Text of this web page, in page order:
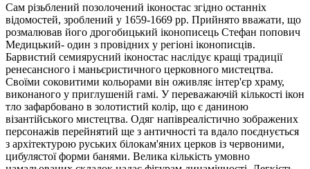
Сам різьблений позолочений іконостас згідно останніх
відомостей, зроблений у 1659-1669 рр. Прийнято вважати, що
розмалював його дрогобицький іконописець Стефан попович
Медицький- один з провідних у регіоні іконописців.
Барвистий семиярусний іконостас наслідує кращі традиції
ренесансного і маньєристичного церковного мистецтва.
Своїми соковитими кольорами він оживляє інтер'єр храму,
виконаного у приглушеній гамі. У переважаючій кількості ікон
тло зафарбовано в золотистий колір, що є даниною
візантійського мистецтва. Одяг напівреалістично зображених
персонажів перейнятий ще з античності та вдало поєднується
з архітектурою руських білокам'яних церков із червоними,
цибулястої форми банями. Велика кількість умовно